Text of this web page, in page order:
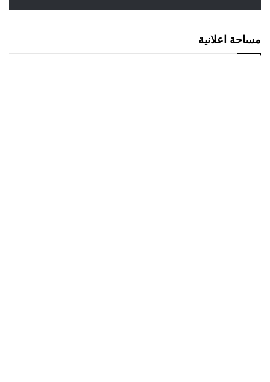
مساحة اعلانية